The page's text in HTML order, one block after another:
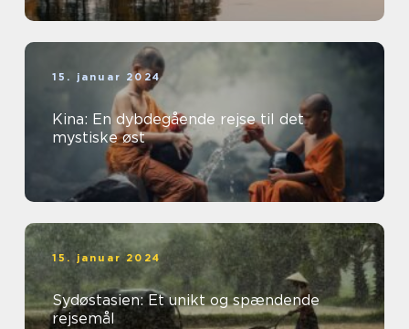
15. januar 2024
Kina: En dybdegående rejse til det
mystiske øst
15. januar 2024
Sydøstasien: Et unikt og spændende
rejsemål